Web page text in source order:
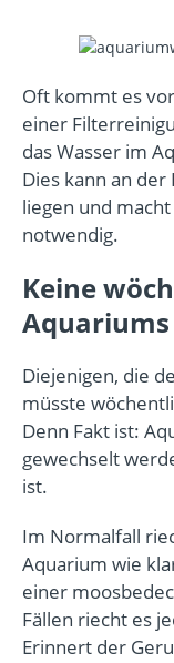
Oft kommt es
einer
das Wasser im
Dies kann an
liegen und
notwendig.
Keine
Diejenigen, die
müsste
Denn Fakt ist:
gewechselt
ist.
Im Normalfall
Aquarium wie
einer
Fällen riecht es
Erinnert der